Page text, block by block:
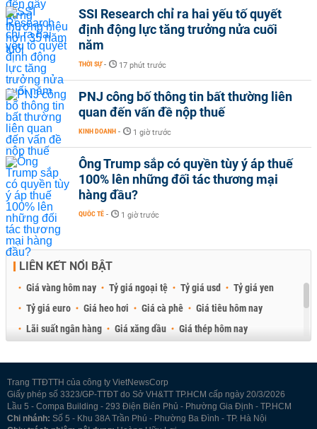
SSI Research chỉ ra hai yếu tố quyết
định động lực tăng trưởng nửa cuối
năm
THỜI SỰ - 17 phút trước
PNJ công bố thông tin bất thường liên
quan đến vấn đề nộp thuế
KINH DOANH - 1 giờ trước
Ông Trump sắp có quyền tùy ý áp thuế
100% lên những đối tác thương mại
hàng đầu?
QUỐC TẾ - 1 giờ trước
LIÊN KẾT NỔI BẬT
Giá vàng hôm nay Tỷ giá ngoại tệ Tỷ giá usd
Tỷ giá yen
Tỷ giá euro
Giá heo hơi Giá cà phê
Giá tiêu hôm nay
Lãi suất ngân hàng
Giá xăng dầu
Giá thép hôm nay
Trang TTĐTTH của công ty VietNewsCorp
Giấy phép số 3323/GP-TTĐT do Sở VH&TT TP.HCM cấp ngày 20/3/2026
Lầu 5 - Compa Building - 293 Điện Biên Phủ - Phường Gia Định - TP.HCM
Chi nhánh: Số 5 - Khu 38A Trần Phú - Phường Ba Đình - TP. Hà Nội